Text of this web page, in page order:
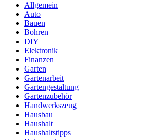
Allgemein
Auto
Bauen
Bohren
DIY
Elektronik
Finanzen
Garten
Gartenarbeit
Gartengestaltung
Gartenzubehör
Handwerkszeug
Hausbau
Haushalt
Haushaltstipps